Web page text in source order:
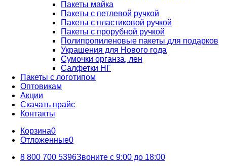
Пакеты майка
Пакеты с петлевой ручкой
Пакеты с пластиковой ручкой
Пакеты с прорубной ручкой
Полипропиленовые пакеты для подарков
Украшения для Нового года
Сумочки органза, лен
Салфетки НГ
Пакеты с логотипом
Оптовикам
Акции
Скачать прайс
Контакты
Корзина0
Отложенные0
8 800 700 5396Звоните с 9:00 до 18:00